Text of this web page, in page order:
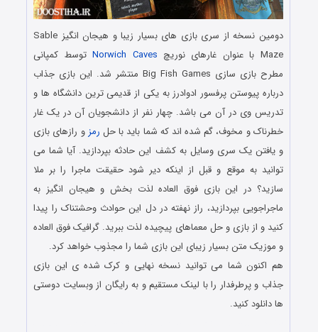
دومین نسخه از سری بازی های بسیار زیبا و هیجان انگیز Sable
Maze با عنوان غارهای نوریچ
Norwich Cavesتوسط کمپانی
مطرح بازی سازی Big Fish Games منتشر شد. این بازی جذاب
درباره پیوستن پرفسور ادوادرز به یکی از قدیمی ترین دانشگاه ها و
تدریس وی در آن می باشد. چهار نفر از دانشجویان آن در یک غار
خطرناک و مخوف، گم شده اند که شما باید با حل رمز و رازهای بازی
و یافتن یک سری وسایل به کشف این حادثه بپردازید. آیا شما می
توانید به موقع و قبل از اینکه دیر شود حقیقت ماجرا را بر ملا
سازید؟ در این بازی فوق العاده لذت بخش و هیجان انگیز به
ماجراجویی بپردازید، راز نهفته در دل این حوادث وحشتناک را پیدا
کنید و از بازی و حل معماهای پیچیده لذت ببرید. گرافیک فوق العاده
و موزیک متن بسیار زیبای این بازی شما را مجذوب خواهد کرد.
هم اکنون شما می توانید نسخه نهایی و کرک شده ی این بازی
جذاب و پرطرفدار را با لینک مستقیم و به رایگان از وبسایت دوستی
ها دانلود کنید.